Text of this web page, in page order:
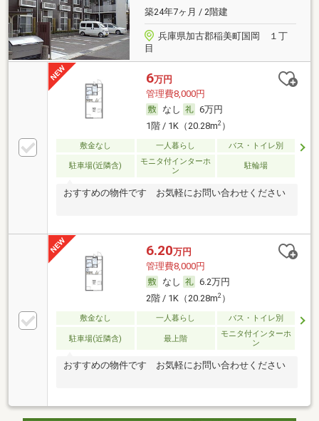
築24年7ヶ月 / 2階建
兵庫県加古郡稲美町国岡 １丁
目
6万円
管理費8,000円
なし
6万円
1階 / 1K（20.28m2）
敷金なし 一人暮らし バス・トイレ別
駐車場(近隣含)
モニタ付インターホ
ン
駐輪場
おすすめの物件です お気軽にお問い合わせください
6.20万円
管理費8,000円
なし
6.2万円
2階 / 1K（20.28m2）
敷金なし 一人暮らし バス・トイレ別
駐車場(近隣含) 最上階
モニタ付インターホ
ン
おすすめの物件です お気軽にお問い合わせください